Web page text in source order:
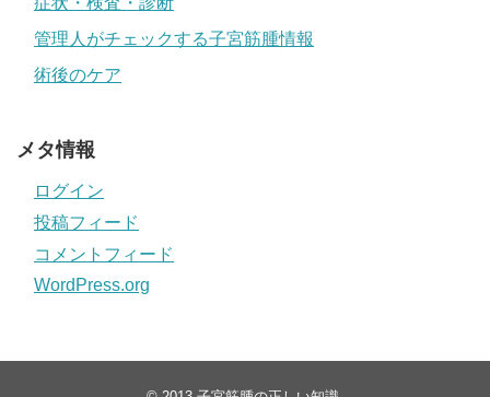
管理人がチェックする子宮筋腫情報
術後のケア
メタ情報
ログイン
投稿フィード
コメントフィード
WordPress.org